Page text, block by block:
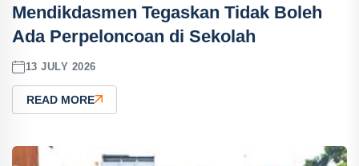
Mendikdasmen Tegaskan Tidak Boleh
Ada Perpeloncoan di Sekolah
13 JULY 2026
READ MORE